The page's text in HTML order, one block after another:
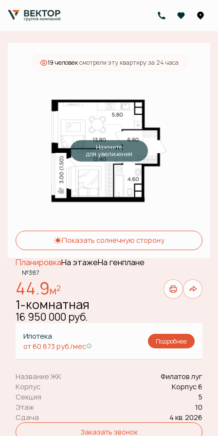
1-комнатная 16 950 000 руб.
Ипотекаот 60 873 руб./мес.
19 человексмотрели эту квартиру за 24 часа
Нажмите
для увеличения
Показать солнечную сторону
ПланировкаНа этажеНа генплане
№387
44.9м2
1-комнатная
16 950 000 руб.
Ипотека
от 60 873 руб./мес
Подробнее
Название ЖК
Филатов луг
Корпус
Корпус 6
Секция
5
Этаж
10
Сдача
4 кв. 2026
Заказать звонок